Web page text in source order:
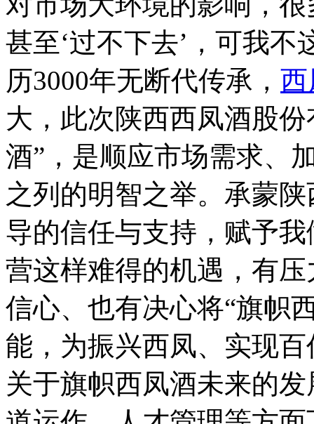
甚至‘过不下去’，可我
历3000年无断代传承， 西
大，此次陕西西凤酒股
酒”，是顺应市场需求、
之列的明智之举。承蒙
导的信任与支持，赋予
营这样难得的机遇，有
信心、也有决心将“旗帜
能，为振兴西凤、实现
关于旗帜西凤酒未来的